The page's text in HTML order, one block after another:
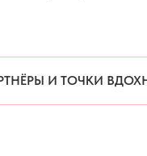
И ТОЧКИ